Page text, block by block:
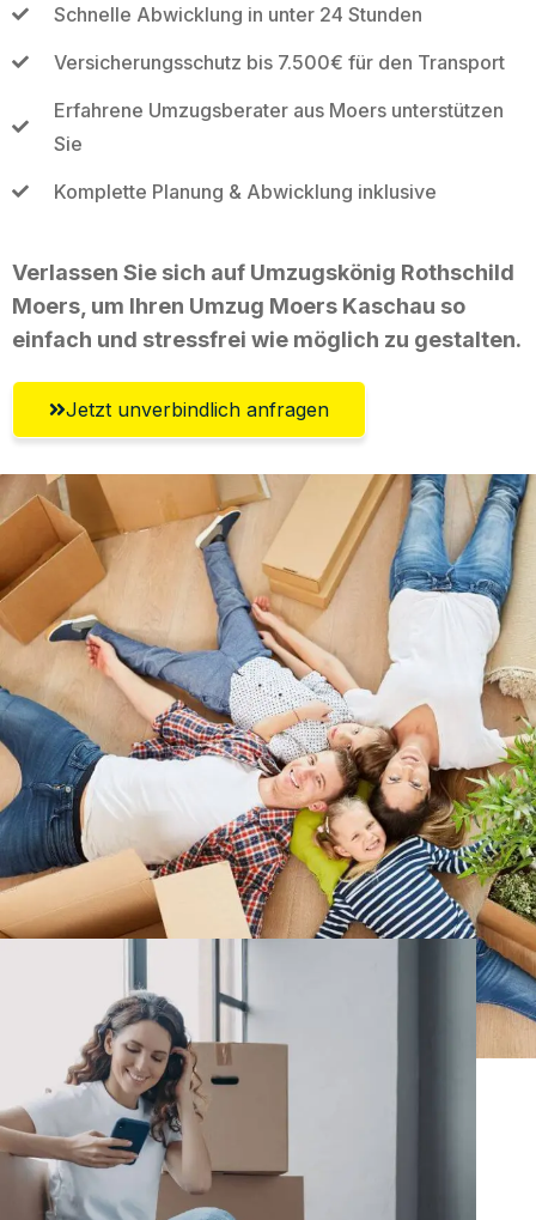
Schnelle Abwicklung in unter 24 Stunden
Versicherungsschutz bis 7.500€ für den Transport
Erfahrene Umzugsberater aus Moers unterstützen
Sie
Komplette Planung & Abwicklung inklusive
Verlassen Sie sich auf Umzugskönig Rothschild
Moers, um Ihren Umzug Moers Kaschau so
einfach und stressfrei wie möglich zu gestalten.
Jetzt unverbindlich anfragen